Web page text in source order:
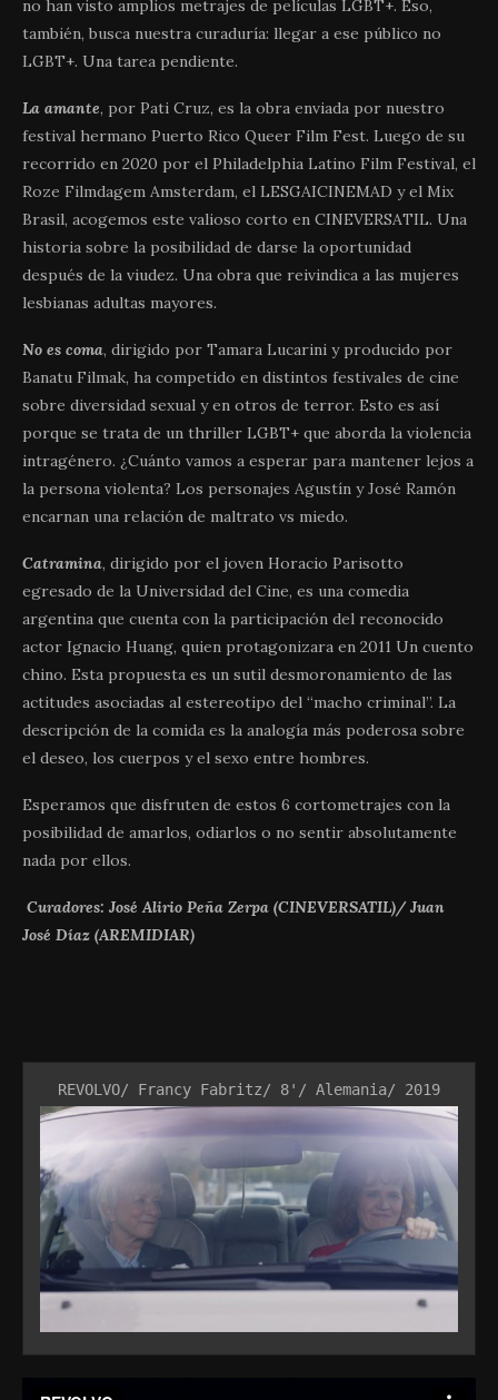
no han visto amplios metrajes de películas LGBT+. Eso,
también, busca nuestra curaduría: llegar a ese público no
LGBT+. Una tarea pendiente.
La amante, por Pati Cruz, es la obra enviada por nuestro
festival hermano Puerto Rico Queer Film Fest. Luego de su
recorrido en 2020 por el Philadelphia Latino Film Festival, el
Roze Filmdagem Amsterdam, el LESGAICINEMAD y el Mix
Brasil, acogemos este valioso corto en CINEVERSATIL. Una
historia sobre la posibilidad de darse la oportunidad
después de la viudez. Una obra que reivindica a las mujeres
lesbianas adultas mayores.
No es coma, dirigido por Tamara Lucarini y producido por
Banatu Filmak, ha competido en distintos festivales de cine
sobre diversidad sexual y en otros de terror. Esto es así
porque se trata de un thriller LGBT+ que aborda la violencia
intragénero. ¿Cuánto vamos a esperar para mantener lejos a
la persona violenta? Los personajes Agustín y José Ramón
encarnan una relación de maltrato vs miedo.
Catramina, dirigido por el joven Horacio Parisotto
egresado de la Universidad del Cine, es una comedia
argentina que cuenta con la participación del reconocido
actor Ignacio Huang, quien protagonizara en 2011 Un cuento
chino. Esta propuesta es un sutil desmoronamiento de las
actitudes asociadas al estereotipo del “macho criminal”. La
descripción de la comida es la analogía más poderosa sobre
el deseo, los cuerpos y el sexo entre hombres.
Esperamos que disfruten de estos 6 cortometrajes con la
posibilidad de amarlos, odiarlos o no sentir absolutamente
nada por ellos.
Curadores: José Alirio Peña Zerpa (CINEVERSATIL)/ Juan
José Díaz (AREMIDIAR)
REVOLVO/ Francy Fabritz/ 8'/ Alemania/ 2019